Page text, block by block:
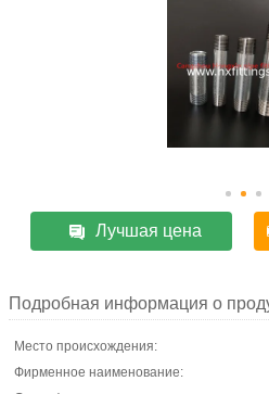
Лучшая цена
Подробная информация о
Место происхождения:
Фирменное наименование: